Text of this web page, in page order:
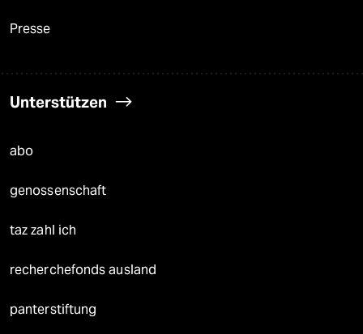
Presse
Unterstützen
abo
genossenschaft
taz zahl ich
recherchefonds ausland
panterstiftung